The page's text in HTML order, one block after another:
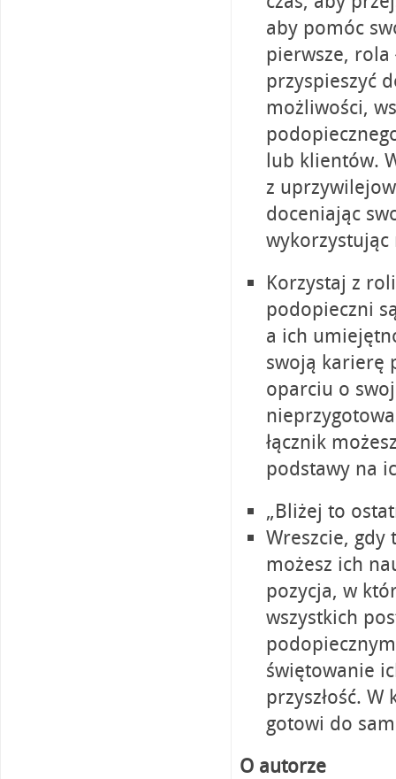
aby pomóc
pierwsze, rola
przyspieszyć
możliwości,
lub klientów.
z
doceniając
wykorzystując
Korzystaj z
podopieczni
a ich
swoją karierę
oparciu o
łącznik
podstawy na
„Bliżej to
Wreszcie, gdy
możesz ich
pozycja, w
wszystkich
świętowanie
przyszłość.
gotowi do
O autorze